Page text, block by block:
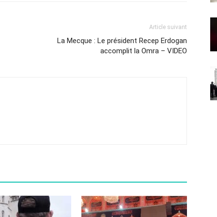
Article suivant
La Mecque : Le président Recep Erdogan
accomplit la Omra – VIDEO